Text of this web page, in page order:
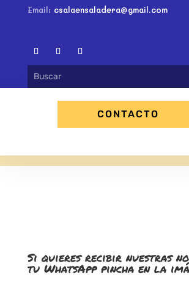
Email: csalaensaladera@gmail.com
CONTACTO
Si quieres recibir nuestras
tu WhatsApp pincha en la